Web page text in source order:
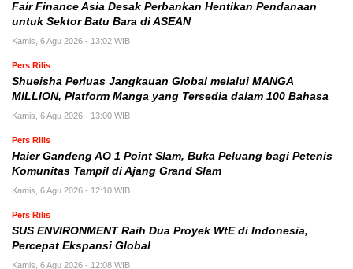
Fair Finance Asia Desak Perbankan Hentikan Pendanaan
untuk Sektor Batu Bara di ASEAN
Kamis, 6 Agu 2026 - 13:02 WIB
Pers Rilis
Shueisha Perluas Jangkauan Global melalui MANGA
MILLION, Platform Manga yang Tersedia dalam 100 Bahasa
Kamis, 6 Agu 2026 - 13:00 WIB
Pers Rilis
Haier Gandeng AO 1 Point Slam, Buka Peluang bagi Petenis
Komunitas Tampil di Ajang Grand Slam
Kamis, 6 Agu 2026 - 12:10 WIB
Pers Rilis
SUS ENVIRONMENT Raih Dua Proyek WtE di Indonesia,
Percepat Ekspansi Global
Kamis, 6 Agu 2026 - 12:08 WIB